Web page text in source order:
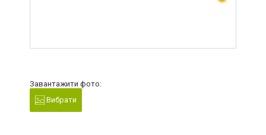
Завантажити фото:
Вибрати